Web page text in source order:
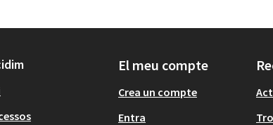
El meu compte
Crea un compte
Entra